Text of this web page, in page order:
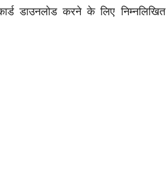
डाउनलोड करने के लिए निम्नलिखित